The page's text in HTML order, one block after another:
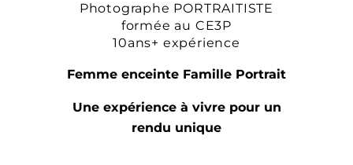
Photographe PORTRAITISTE
formée au CE3P
10ans+ expérience
Femme enceinte Famille Portrait
Une expérience à vivre pour un
rendu unique